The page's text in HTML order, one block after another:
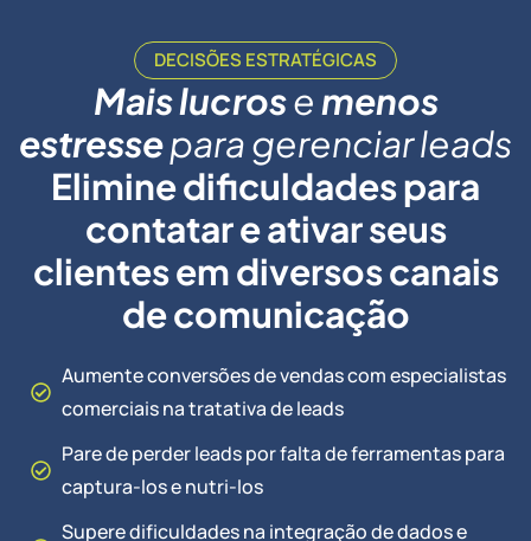
DECISÕES ESTRATÉGICAS
Maislucrose menos
estressepara gerenciar leads
Elimine dificuldades para
contatar e ativar seus
clientes em diversos canais
de comunicação
Aumente conversões de vendas com especialistas
comerciais na tratativa de leads
Pare de perder leads por falta de ferramentas para
captura-los e nutri-los
Supere dificuldades na integração de dados e